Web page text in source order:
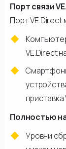
Порт связи
Порт VE.Direct
VE.Direct
Полностью
Уровни